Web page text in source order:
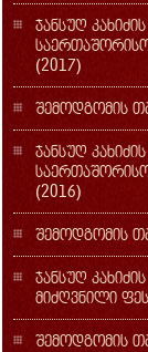
ჯანსუღ
(2017)
შემოდგომის
ჯანსუღ
(2016)
შემოდგომის
ჯანსუღ
მიძღვნილი
შემოდგომის